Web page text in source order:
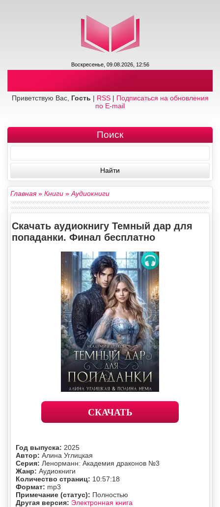
Воскресенье, 09.08.2026, 12:56
Приветствую Вас, Гость | RSS| Подписаться на обновления
по E-mail
Поиск
Главная» Книги »Аудиокниги
Скачать аудиокнигу Темный дар для
попаданки. Финал бесплатно
СКАЧАТЬ
Год выпуска: 2025
Автор: Алина Углицкая
Серия: Ленорманн: Академия драконов №3
Жанр: Аудиокниги
Количество страниц: 10:57:18
Формат: mp3
Примечание (статус): Полностью
Другая версия: Электронная книга